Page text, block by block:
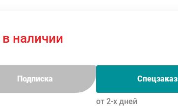
наличии
Подписка Спецзаказ
от 2-х дней